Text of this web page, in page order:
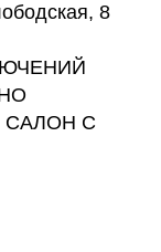
8
САЛОН С